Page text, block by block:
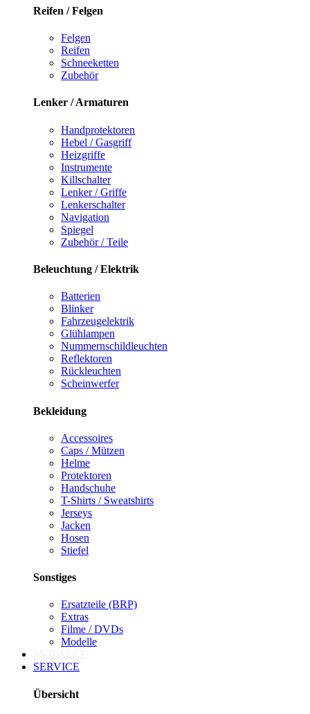
Reifen / Felgen
Felgen
Reifen
Schneeketten
Zubehör
Lenker / Armaturen
Handprotektoren
Hebel / Gasgriff
Heizgriffe
Instrumente
Killschalter
Lenker / Griffe
Lenkerschalter
Navigation
Spiegel
Zubehör / Teile
Beleuchtung / Elektrik
Batterien
Blinker
Fahrzeugelektrik
Glühlampen
Nummernschildleuchten
Reflektoren
Rückleuchten
Scheinwerfer
Bekleidung
Accessoires
Caps / Mützen
Helme
Protektoren
Handschuhe
T-Shirts / Sweatshirts
Jerseys
Jacken
Hosen
Stiefel
Sonstiges
Ersatzteile (BRP)
Extras
Filme / DVDs
Modelle
SERVICE
Übersicht